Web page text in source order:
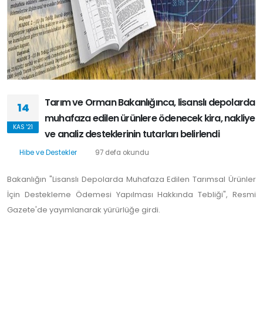
14
KAS '21
Tarım ve Orman Bakanlığınca, lisanslı depolarda
muhafaza edilen ürünlere ödenecek kira, nakliye
ve analiz desteklerinin tutarları belirlendi
Hibe ve Destekler 97 defa okundu
Bakanlığın "Lisanslı Depolarda Muhafaza Edilen Tarımsal Ürünler
İçin Destekleme Ödemesi Yapılması Hakkında Tebliği", Resmi
Gazete'de yayımlanarak yürürlüğe girdi.